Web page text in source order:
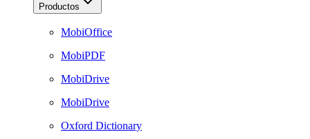
Productos
MobiOffice
MobiPDF
MobiDrive
MobiDrive
Oxford Dictionary